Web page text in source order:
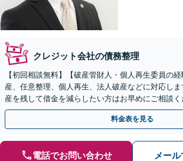
クレジット会社の債務整理
【初回相談無料】【破産管財人・個人再生委員の
産、任意整理、個人再生、法人破産などに対応し
産を残して借金を減らしたい方はお早めにご相談
決手段をご提案します。
料金表を見る
電話でお問い合わせ メー